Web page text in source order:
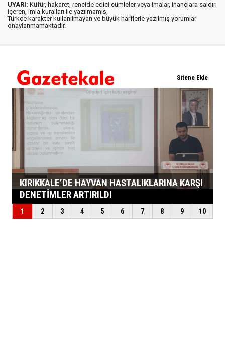
UYARI: Küfür, hakaret, rencide edici cümleler veya imalar, inançlara saldırı
içeren, imla kuralları ile yazılmamış,
Türkçe karakter kullanılmayan ve büyük harflerle yazılmış yorumlar
onaylanmamaktadır.